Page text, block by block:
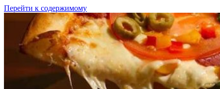
Перейти к содержимому